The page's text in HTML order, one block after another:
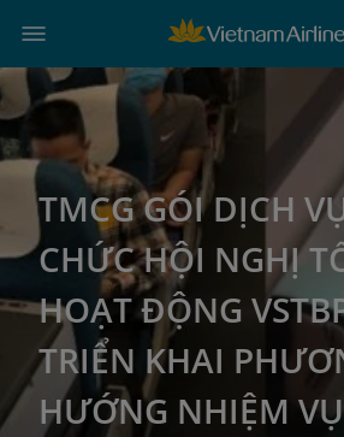
TMCG GÓI DỊCH
CHỨC HỘI NGHỊ
HOẠT ĐỘNG
TRIỂN KHAI
HƯỚNG NHIỆM